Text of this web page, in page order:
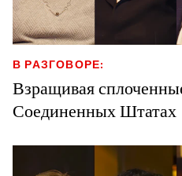
В РАЗГОВОРЕ:
Взращивая
Соединенных Штатах